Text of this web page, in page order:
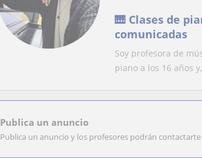
🎹 Clases de
comunicadas
Soy profesora de
piano a los 16 años
Publica un anuncio
Publica un anuncio y los profesores podrán contactarte